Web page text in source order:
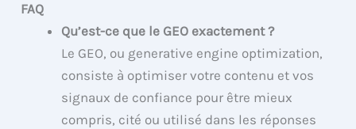
FAQ
Qu’est-ce que le GEO exactement ?
Le GEO, ou generative engine optimization,
consiste à optimiser votre contenu et vos
signaux de confiance pour être mieux
compris, cité ou utilisé dans les réponses